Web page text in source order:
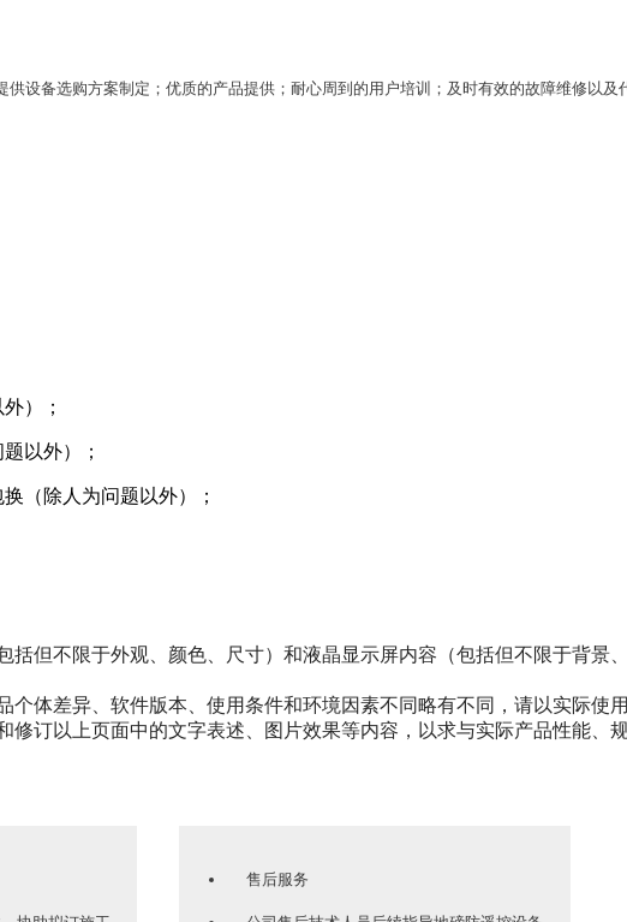
设备选购方案制定；优质的产品提供；耐心周到的用户培训；及时有效的故障维修以及
）；
以外）；
（除人为问题以外）；
但不限于外观、颜色、尺寸）和液晶显示屏内容（包括但不限于背景
体差异、软件版本、使用条件和环境因素不同略有不同，请以实际使用
订以上页面中的文字表述、图片效果等内容，以求与实际产品性能、
售后服务